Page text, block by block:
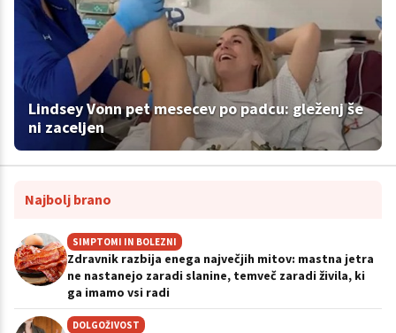
Lindsey Vonn pet mesecev po padcu: gleženj še
ni zaceljen
Najbolj brano
SIMPTOMI IN BOLEZNI
Zdravnik razbija enega največjih mitov: mastna jetra
ne nastanejo zaradi slanine, temveč zaradi živila, ki
ga imamo vsi radi
DOLGOŽIVOST